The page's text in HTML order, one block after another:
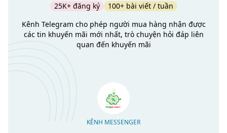
25K+ đăng ký
100+ bài viết / tuần
Kênh Telegram cho phép người mua hàng nhận được
các tin khuyến mãi mới nhất, trò chuyện hỏi đáp liên
quan đến khuyến mãi
KÊNH MESSENGER